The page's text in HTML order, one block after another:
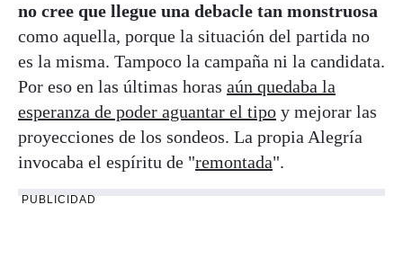
no cree que llegue una debacle tan monstruosa
como aquella, porque la situación del partida no
es la misma. Tampoco la campaña ni la candidata.
Por eso en las últimas horas aún quedaba la
esperanza de poder aguantar el tipo y mejorar las
proyecciones de los sondeos. La propia Alegría
invocaba el espíritu de "remontada".
PUBLICIDAD